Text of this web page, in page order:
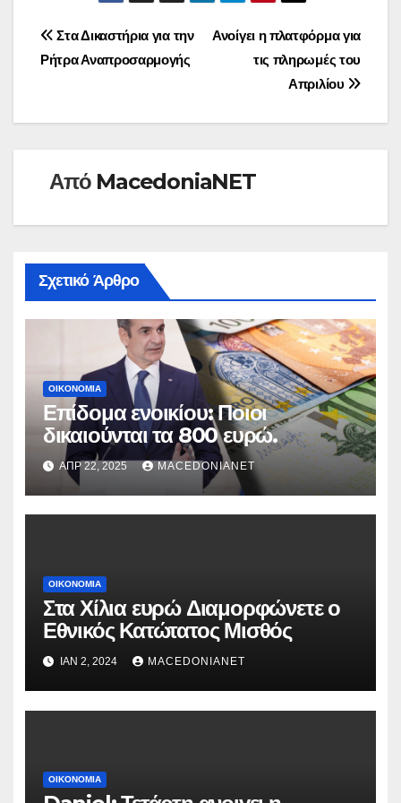
Πλοήγηση
άρθρων
Ανοίγει η πλατφόρμα για
τις πληρωμές του
Απριλίου
Στα Δικαστήρια για την
Ρήτρα Αναπροσαρμογής
Από MacedoniaNET
Σχετικό Άρθρο
ΟΙΚΟΝΟΜΊΑ
Επίδομα ενοικίου: Ποιοι
δικαιούνται τα 800 ευρώ.
ΑΠΡ 22, 2025 MACEDONIANET
ΟΙΚΟΝΟΜΊΑ
Στα Χίλια ευρώ Διαμορφώνετε ο
Εθνικός Κατώτατος Μισθός
ΙΑΝ 2, 2024 MACEDONIANET
ΟΙΚΟΝΟΜΊΑ